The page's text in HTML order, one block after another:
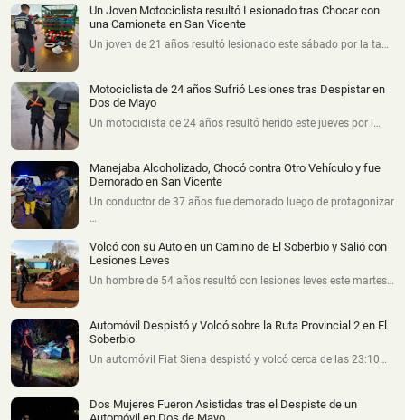
Un Joven Motociclista resultó Lesionado tras Chocar con
una Camioneta en San Vicente
Un joven de 21 años resultó lesionado este sábado por la ta…
Motociclista de 24 años Sufrió Lesiones tras Despistar en
Dos de Mayo
Un motociclista de 24 años resultó herido este jueves por l…
Manejaba Alcoholizado, Chocó contra Otro Vehículo y fue
Demorado en San Vicente
Un conductor de 37 años fue demorado luego de protagonizar
…
Volcó con su Auto en un Camino de El Soberbio y Salió con
Lesiones Leves
Un hombre de 54 años resultó con lesiones leves este martes…
Automóvil Despistó y Volcó sobre la Ruta Provincial 2 en El
Soberbio
Un automóvil Fiat Siena despistó y volcó cerca de las 23:10…
Dos Mujeres Fueron Asistidas tras el Despiste de un